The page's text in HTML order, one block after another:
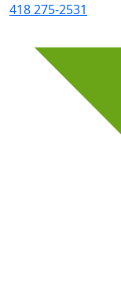
418 275-2531